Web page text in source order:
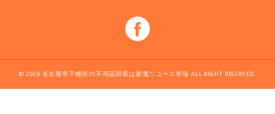
© 2026 名古屋市千種区の不用品回収は家電リユース市場 ALL RIGHT RESERVED.